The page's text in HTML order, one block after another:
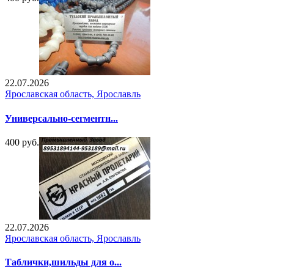
22.07.2026
Ярославская область, Ярославль
Универсально-сегментн...
400 руб.
22.07.2026
Ярославская область, Ярославль
Таблички,шильды для о...